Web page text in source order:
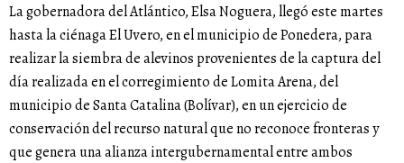
La gobernadora del Atlántico, Elsa Noguera, llegó este martes
hasta la ciénaga El Uvero, en el municipio de Ponedera, para
realizar la siembra de alevinos provenientes de la captura del
día realizada en el corregimiento de Lomita Arena, del
municipio de Santa Catalina (Bolívar), en un ejercicio de
conservación del recurso natural que no reconoce fronteras y
que genera una alianza intergubernamental entre ambos